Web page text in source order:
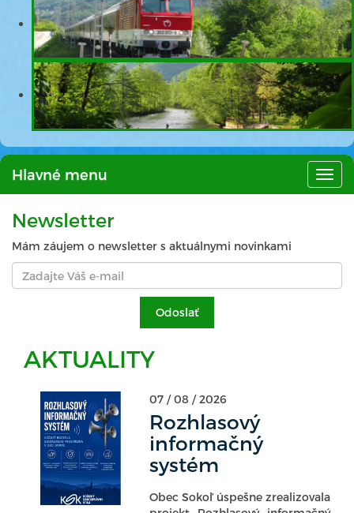
Hlavné menu
Newsletter
Mám záujem o newsletter s aktuálnymi novinkami
AKTUALITY
07 / 08 / 2026
Rozhlasový
informačný
systém
Obec Sokoľ úspešne zrealizovala